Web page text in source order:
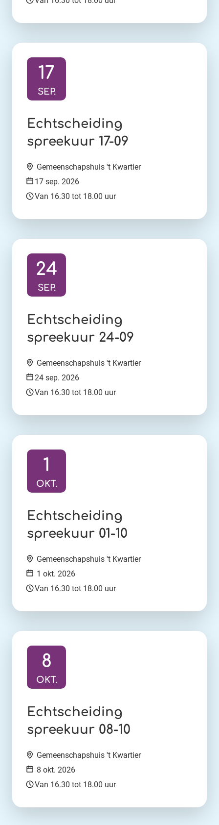
Ga naar activiteit:
Echtscheiding
spreekuur 17-09
17
SEP.
Locatie:
Gemeenschapshuis 't Kwartier
Datum:
17 sep. 2026
Tijd:
Van 16.30 tot 18.00 uur
Ga naar activiteit:
Echtscheiding
spreekuur 24-09
24
SEP.
Locatie:
Gemeenschapshuis 't Kwartier
Datum:
24 sep. 2026
Tijd:
Van 16.30 tot 18.00 uur
Ga naar activiteit:
Echtscheiding
spreekuur 01-10
1
OKT.
Locatie:
Gemeenschapshuis 't Kwartier
Datum:
1 okt. 2026
Tijd:
Van 16.30 tot 18.00 uur
Ga naar activiteit:
Echtscheiding
spreekuur 08-10
8
OKT.
Locatie:
Gemeenschapshuis 't Kwartier
Datum:
8 okt. 2026
Tijd:
Van 16.30 tot 18.00 uur